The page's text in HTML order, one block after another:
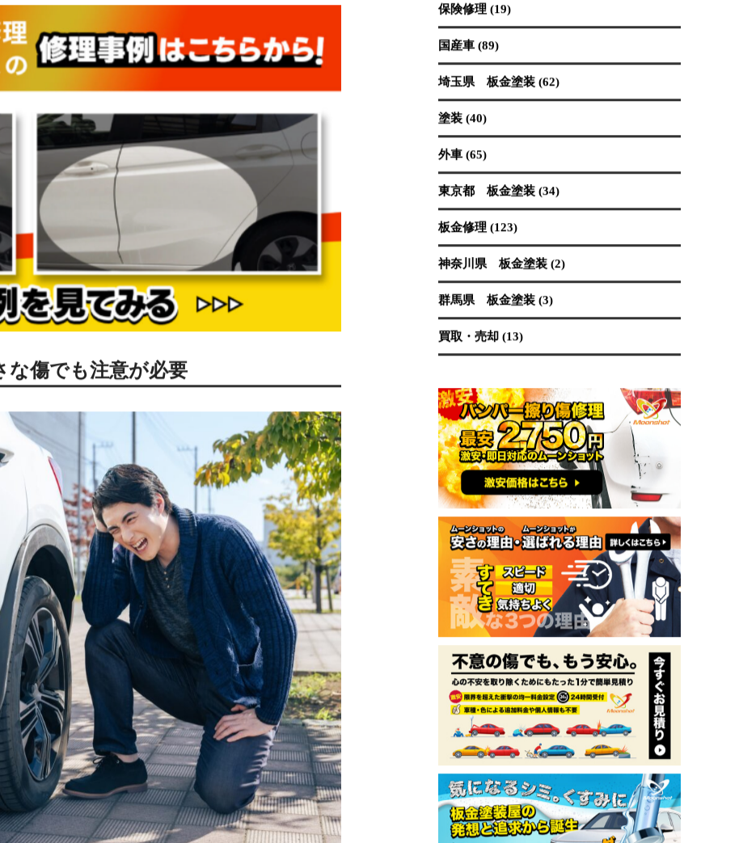
するのが難しいケースもあります。
説します。
からない」という方は、ぜひ参考にしてください。
ので、あわせてご覧ください。
な傷でも注意が必要
DIY (19)
コーティング (34)
ヘッドライト (13)
保険修理 (19)
国産車 (89)
埼玉県 板金塗装 (62)
塗装 (40)
外車 (65)
東京都 板金塗装 (34)
神奈川県 板金塗装 (2)
群馬県 板金塗装 (3)
買取・売却 (13)